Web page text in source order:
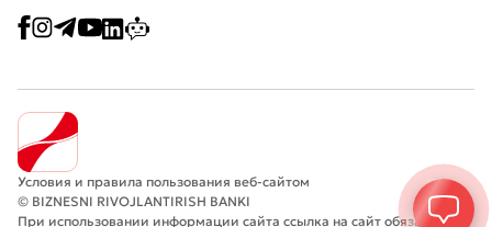
Условия и правила пользования веб-сайтом
© BIZNESNI RIVOJLANTIRISH BANKI
При использовании информации сайта ссылка на сайт обязательна.